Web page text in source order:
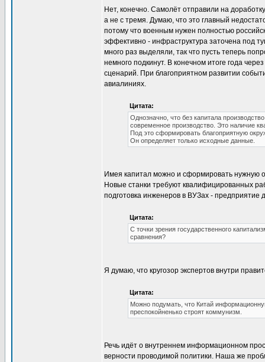
Нет, конечно. Самолёт отправили на
а не с тремя. Думаю, что это главный
потому что военным нужен полностью
эффективно - инфраструктура заточена под
много раз выделяли, так что пусть теперь
немного подкинут. В конечном итоге года
сценарий. При благоприятном развитии
авиалиниях.
Цитата:
Однозначно, что без капитала
современное производство. Это наличие
Под это сформировать благоприятную
Он определяет только исходные данные.
Имея капитал можно и сформировать нужную
Новые станки требуют квалифицированных
подготовка инженеров в ВУЗах - предприятие
Цитата:
С точки зрения государственного
сравнения?
Я думаю, что кругозор экспертов внутри
Цитата:
Можно подумать, что Китай
преспокойненько строят коммунизм.
Речь идёт о внутреннем информационном
верности проводимой политики. Наша же